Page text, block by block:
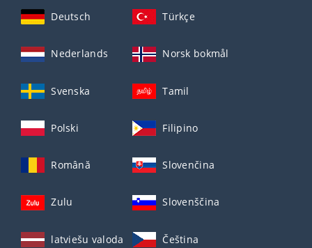
Deutsch Türkçe
Nederlands Norsk bokmål
Svenska Tamil
Polski Filipino
Română Slovenčina
Zulu Slovenščina
latviešu valoda Čeština